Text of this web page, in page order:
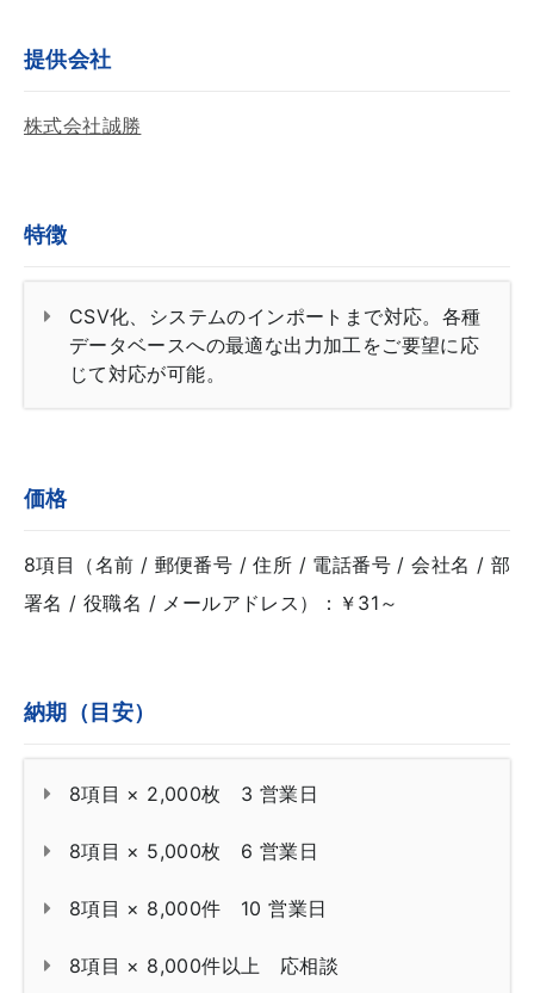
提供会社
株式会社誠勝
特徴
CSV化、システムのインポートまで対応。各種
データベースへの最適な出力加工をご要望に応
じて対応が可能。
価格
8項目（名前 / 郵便番号 / 住所 / 電話番号 / 会社名 / 部
署名 / 役職名 / メールアドレス）：￥31～
納期（目安）
8項目 × 2,000枚 3 営業日
8項目 × 5,000枚 6 営業日
8項目 × 8,000件 10 営業日
8項目 × 8,000件以上 応相談